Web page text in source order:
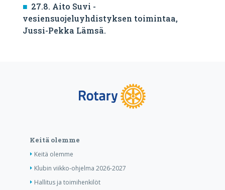
27.8. Aito Suvi -
vesiensuojeluyhdistyksen toimintaa,
Jussi-Pekka Lämsä.
Keitä olemme
Keitä olemme
Klubin viikko-ohjelma 2026-2027
Hallitus ja toimihenkilöt